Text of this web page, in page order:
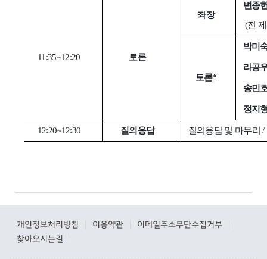
11:35~12:20 토론
좌장
변종
(전
토론*
박미
라공
송민
정지
12:20~12:30 질의응답 질의응답 및 마무리/
개인정보처리방침 이용약관 이메일주소무단수집거부
찾아오시는길